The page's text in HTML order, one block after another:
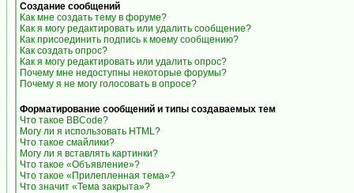
Создание сообщений
Как мне создать тему в форуме?
Как я могу редактировать или удалить сообщение?
Как присоединить подпись к моему сообщению?
Как создать опрос?
Как я могу редактировать или удалить опрос?
Почему мне недоступны некоторые форумы?
Почему я не могу голосовать в опросе?
Форматирование сообщений и типы создаваемых тем
Что такое BBCode?
Могу ли я использовать HTML?
Что такое смайлики?
Могу ли я вставлять картинки?
Что такое «Объявление»?
Что такое «Прилепленная тема»?
Что значит «Тема закрыта»?